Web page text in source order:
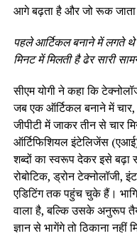
आगे बढ़ता है और जो रूक जाता
पहले आर्टिकल बनाने में लगते
मिनट में मिलती है ढेर सारी
सीएम योगी ने कहा कि
जब एक ऑर्टिकल बनाने में
जीपीटी में जाकर तीन से चार
ऑर्टिफिशियल इंटेलिजेंस
शब्दों का स्वरूप देकर इसे
रोबोटिक, ड्रोन
एडिटिंग तक पहुंच चुके हैं।
वाला है, बल्कि उसके अनुरूप
ज्ञान से भागेंगे तो ठिकाना